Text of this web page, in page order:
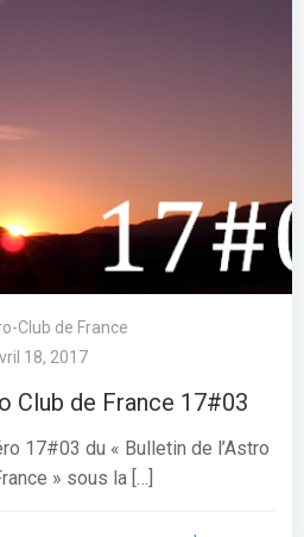
Club de France
18, 2017
Club de France 17#03
17#03 du « Bulletin de l’Astro
» sous la […]